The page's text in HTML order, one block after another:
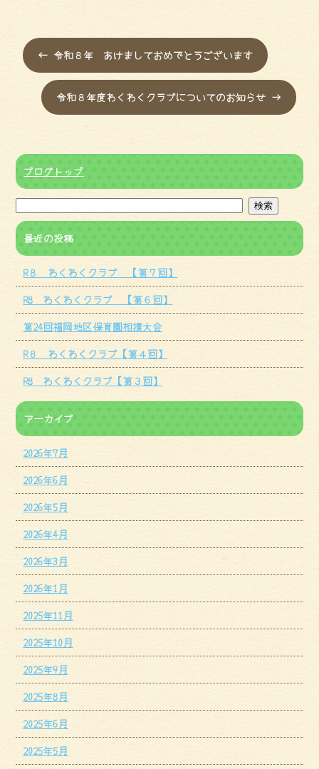
← 令和８年 あけましておめでとうございます
令和８年度わくわくクラブについてのお知らせ →
ブログトップ
最近の投稿
R８ わくわくクラブ 【第７回】
R8 わくわくクラブ 【第６回】
第24回福岡地区保育園相撲大会
R８ わくわくクラブ【第４回】
R8 わくわくクラブ【第３回】
アーカイブ
2026年7月
2026年6月
2026年5月
2026年4月
2026年3月
2026年1月
2025年11月
2025年10月
2025年9月
2025年8月
2025年6月
2025年5月